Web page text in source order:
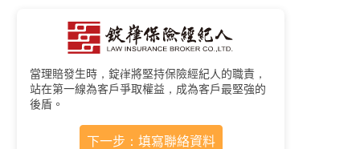
當理賠發生時，錠嵂將堅持保險經紀人的職責，
站在第一線為客戶爭取權益，成為客戶最堅強的
後盾。
下一步：填寫聯絡資料